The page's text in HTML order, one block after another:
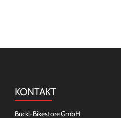
KONTAKT
Buckl-Bikestore GmbH